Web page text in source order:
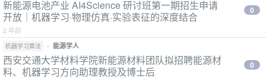
新能源电池产业 AI4Science 研讨班第一期招生申请
开放｜机器学习·物理仿真·实验表征的深度结合
2 年前
0
机器学习算法 • 能源学人
西安交通大学材料学院新能源材料团队拟招聘能源材
料、机器学习方向助理教授及博士后
0